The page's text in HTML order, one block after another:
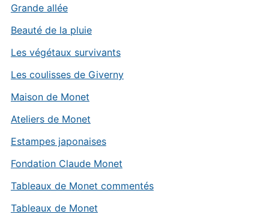
Grande allée
Beauté de la pluie
Les végétaux survivants
Les coulisses de Giverny
Maison de Monet
Ateliers de Monet
Estampes japonaises
Fondation Claude Monet
Tableaux de Monet commentés
Tableaux de Monet